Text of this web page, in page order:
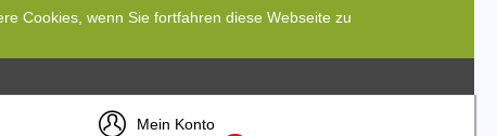
Cookies, wenn Sie fortfahren diese Webseite zu
Mein Konto